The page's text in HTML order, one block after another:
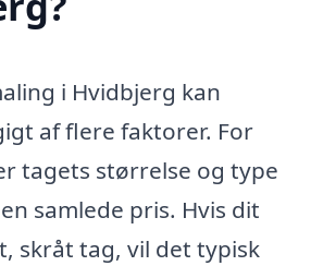
i Hvidbjerg kan
af flere faktorer. For
tagets størrelse og type
samlede pris. Hvis dit
skråt tag, vil det typisk